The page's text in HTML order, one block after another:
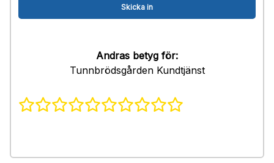
Andras betyg för:
Tunnbrödsgården Kundtjänst